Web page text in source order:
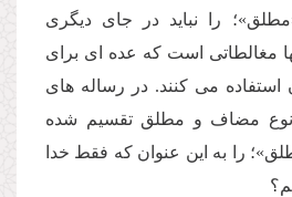
را نباید در جاى دیگرى
مغالطاتى است كه عده اى براى
استفاده مى كنند. در رساله هاى
نوع مضاف و مطلق تقسیم شده
را به این عنوان كه فقط خدا